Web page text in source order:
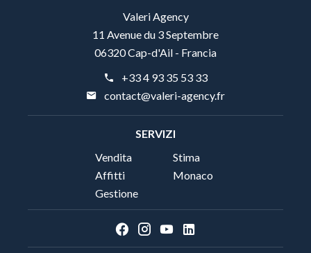
Valeri Agency
11 Avenue du 3 Septembre
06320 Cap-d'Ail - Francia
+33 4 93 35 53 33
contact@valeri-agency.fr
SERVIZI
Vendita
Affitti
Gestione
Stima
Monaco